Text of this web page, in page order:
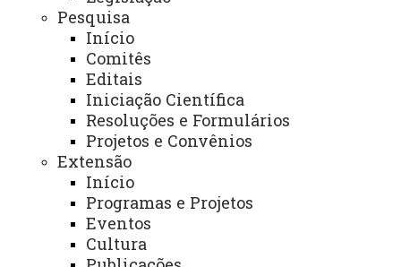
Pesquisa
Início
Comitês
Editais
Iniciação Científica
Resoluções e Formulários
Projetos e Convênios
Extensão
Início
Programas e Projetos
Eventos
Cultura
Edital 041/2026 - PROGRAD - Convocação para
matrícula - 1a Chamada - Séries Iniciais - 2a
Edição
17/
Edital 038/2026-PROGRAD - Convocação para
matrícula - CHAMADÃO - Vagas
Remanescentes - Calouros